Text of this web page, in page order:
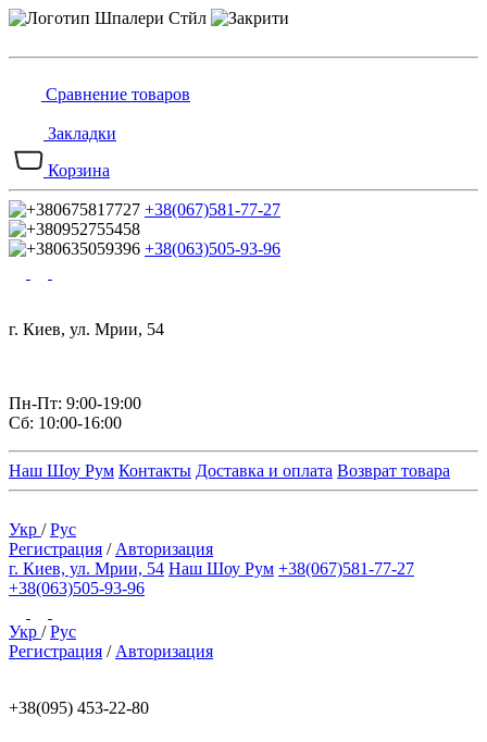
Сравнение товаров
Закладки
Корзина
+38(067)581-77-27
+38(063)505-93-96
г. Киев, ул. Мрии, 54
Пн-Пт: 9:00-19:00
Сб: 10:00-16:00
Наш Шоу Рум Контакты Доставка и оплата Возврат товара
Укр /Рус
Регистрация / Авторизация
г. Киев, ул. Мрии, 54 Наш Шоу Рум +38(067)581-77-27
+38(063)505-93-96
Укр /Рус
Регистрация / Авторизация
+38(095) 453-22-80